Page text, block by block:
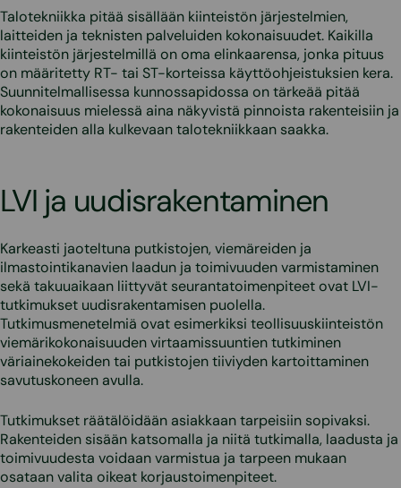
Talotekniikka pitää sisällään kiinteistön järjestelmien,
laitteiden ja teknisten palveluiden kokonaisuudet. Kaikilla
kiinteistön järjestelmillä on oma elinkaarensa, jonka pituus
on määritetty RT- tai ST-korteissa käyttöohjeistuksien kera.
Suunnitelmallisessa kunnossapidossa on tärkeää pitää
kokonaisuus mielessä aina näkyvistä pinnoista rakenteisiin ja
rakenteiden alla kulkevaan talotekniikkaan saakka.
LVI ja uudisrakentaminen
Karkeasti jaoteltuna putkistojen, viemäreiden ja
ilmastointikanavien laadun ja toimivuuden varmistaminen
sekä takuuaikaan liittyvät seurantatoimenpiteet ovat LVI-
tutkimukset uudisrakentamisen puolella.
Tutkimusmenetelmiä ovat esimerkiksi teollisuuskiinteistön
viemärikokonaisuuden virtaamissuuntien tutkiminen
väriainekokeiden tai putkistojen tiiviyden kartoittaminen
savutuskoneen avulla.
Tutkimukset räätälöidään asiakkaan tarpeisiin sopivaksi.
Rakenteiden sisään katsomalla ja niitä tutkimalla, laadusta ja
toimivuudesta voidaan varmistua ja tarpeen mukaan
osataan valita oikeat korjaustoimenpiteet.